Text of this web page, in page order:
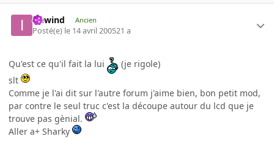
icewind Ancien
Posté(e) le 14 avril 200521 a
Qu'est ce qu'il fait la lui
(je rigole)
slt
Comme je l'ai dit sur l'autre forum j'aime bien, bon petit mod,
par contre le seul truc c'est la découpe autour du lcd que je
trouve pas gènial.
Aller a+ Sharky